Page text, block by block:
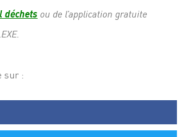
déchets ou de l’application gratuite
sur :